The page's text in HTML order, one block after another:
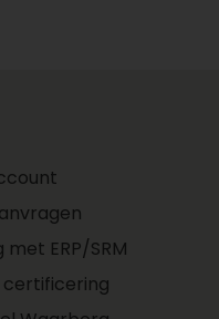
met ERP/SRM
certificering